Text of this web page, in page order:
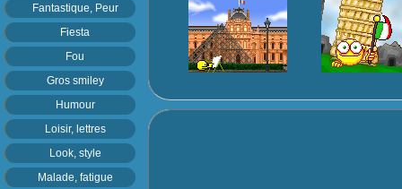
Fantastique, Peur
Fiesta
Fou
Gros smiley
Humour
Loisir, lettres
Look, style
Malade, fatigue